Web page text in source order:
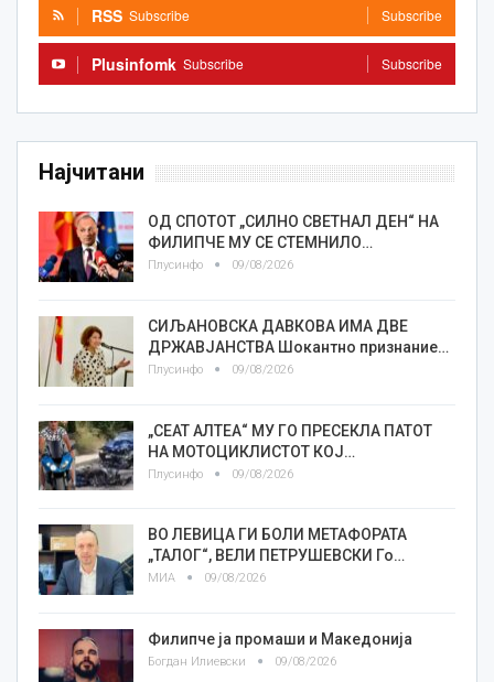
RSS Subscribe Subscribe
Plusinfomk Subscribe Subscribe
Најчитани
ОД СПОТОТ „СИЛНО СВЕТНАЛ ДЕН“ НА
ФИЛИПЧЕ МУ СЕ СТЕМНИЛО…
Плусинфо 09/08/2026
СИЉАНОВСКА ДАВКОВА ИМА ДВЕ
ДРЖАВЈАНСТВА Шокантно признание…
Плусинфо 09/08/2026
„СЕАТ АЛТЕА“ МУ ГО ПРЕСЕКЛА ПАТОТ
НА МОТОЦИКЛИСТОТ КОЈ…
Плусинфо 09/08/2026
ВО ЛЕВИЦА ГИ БОЛИ МЕТАФОРАТА
„ТАЛОГ“, ВЕЛИ ПЕТРУШЕВСКИ Го…
МИА 09/08/2026
Филипче ја промаши и Македонија
Богдан Илиевски 09/08/2026